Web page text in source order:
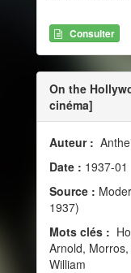
Consulter
On the
cinéma]
Auteur :
Date : 1937-01
Source :
1937)
Mots clés :
Arnold,
William